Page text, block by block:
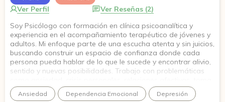
Ver Perfil
Ver Reseñas (2)
Soy Psicólogo con formación en clínica psicoanalítica y
experiencia en el acompañamiento terapéutico de jóvenes y
adultos. Mi enfoque parte de una escucha atenta y sin juicios,
buscando construir un espacio de confianza donde cada
persona pueda hablar de lo que le sucede y encontrar alivio,
sentido y nuevas posibilidades. Trabajo con problemáticas
de decisiones y momentos de cambio. Acompaño a quienes
consultan en su proceso, respetando sus tiempos y
Ansiedad Dependencia Emocional Depresión